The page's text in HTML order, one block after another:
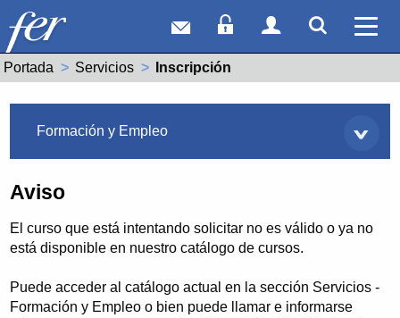
Correo webAcceso Socios
Acceso
Portada Servicios Actual:
Inscripción
Formación y Empleo
Aviso
El curso que está intentando solicitar no es válido o ya no
está disponible en nuestro catálogo de cursos.
Puede acceder al catálogo actual en la sección Servicios -
Formación y Empleo o bien puede llamar e informarse